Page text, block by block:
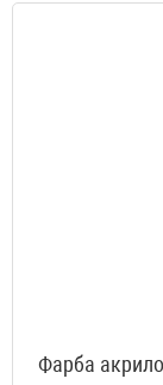
Фарба